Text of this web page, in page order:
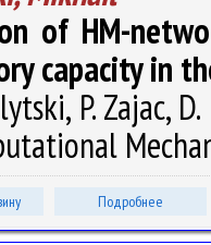
of HM-
capacity in
P. Zajac,
Подробнее